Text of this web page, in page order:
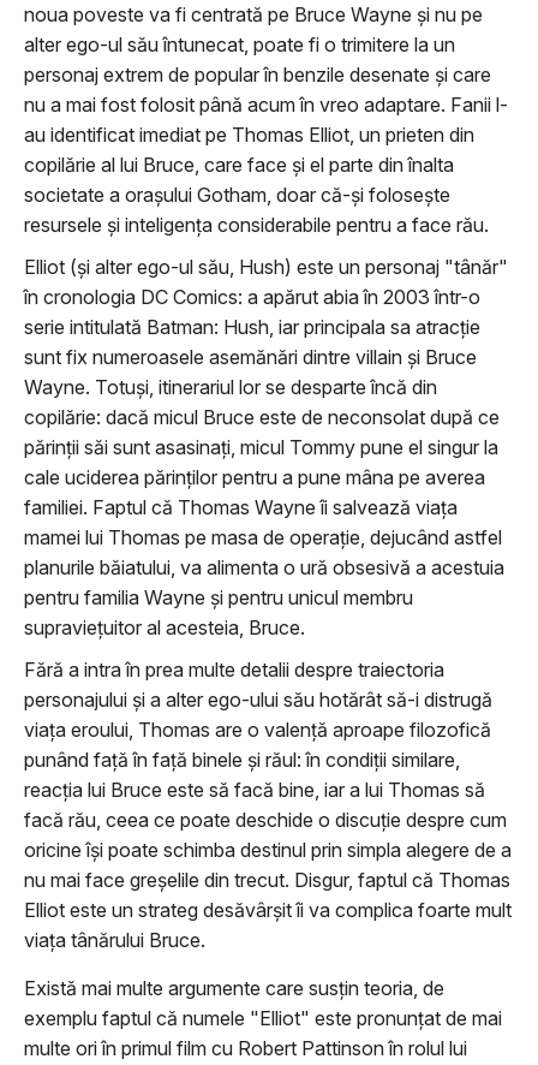
noua poveste va fi centrată pe Bruce Wayne şi nu pe
alter ego-ul său întunecat, poate fi o trimitere la un
personaj extrem de popular în benzile desenate şi care
nu a mai fost folosit până acum în vreo adaptare. Fanii l-
au identificat imediat pe Thomas Elliot, un prieten din
copilărie al lui Bruce, care face şi el parte din înalta
societate a oraşului Gotham, doar că-şi foloseşte
resursele şi inteligenţa considerabile pentru a face rău.
Elliot (şi alter ego-ul său, Hush) este un personaj "tânăr"
în cronologia DC Comics: a apărut abia în 2003 într-o
serie intitulată Batman: Hush, iar principala sa atracţie
sunt fix numeroasele asemănări dintre villain şi Bruce
Wayne. Totuşi, itinerariul lor se desparte încă din
copilărie: dacă micul Bruce este de neconsolat după ce
părinţii săi sunt asasinaţi, micul Tommy pune el singur la
cale uciderea părinţilor pentru a pune mâna pe averea
familiei. Faptul că Thomas Wayne îi salvează viaţa
mamei lui Thomas pe masa de operaţie, dejucând astfel
planurile băiatului, va alimenta o ură obsesivă a acestuia
pentru familia Wayne şi pentru unicul membru
supravieţuitor al acesteia, Bruce.
Fără a intra în prea multe detalii despre traiectoria
personajului şi a alter ego-ului său hotărât să-i distrugă
viaţa eroului, Thomas are o valenţă aproape filozofică
punând faţă în faţă binele şi răul: în condiţii similare,
reacţia lui Bruce este să facă bine, iar a lui Thomas să
facă rău, ceea ce poate deschide o discuţie despre cum
oricine îşi poate schimba destinul prin simpla alegere de a
nu mai face greşelile din trecut. Disgur, faptul că Thomas
Elliot este un strateg desăvârşit îi va complica foarte mult
viaţa tânărului Bruce.
Există mai multe argumente care susţin teoria, de
exemplu faptul că numele "Elliot" este pronunţat de mai
multe ori în primul film cu Robert Pattinson în rolul lui